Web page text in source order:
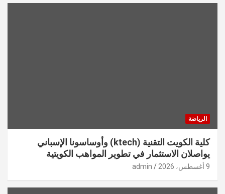
الرياضة
كلية الكويت التقنية (ktech) وأوساسونا الإسباني
يواصلان الاستثمار في تطوير المواهب الكويتية
9 أغسطس، 2026 admin